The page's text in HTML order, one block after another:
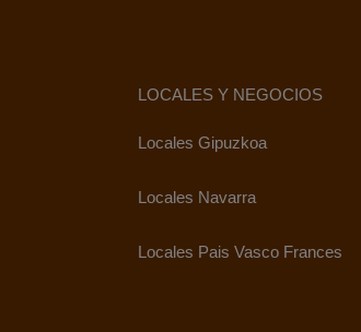
LOCALES Y NEGOCIOS
Locales Gipuzkoa
Locales Navarra
Locales Pais Vasco Frances